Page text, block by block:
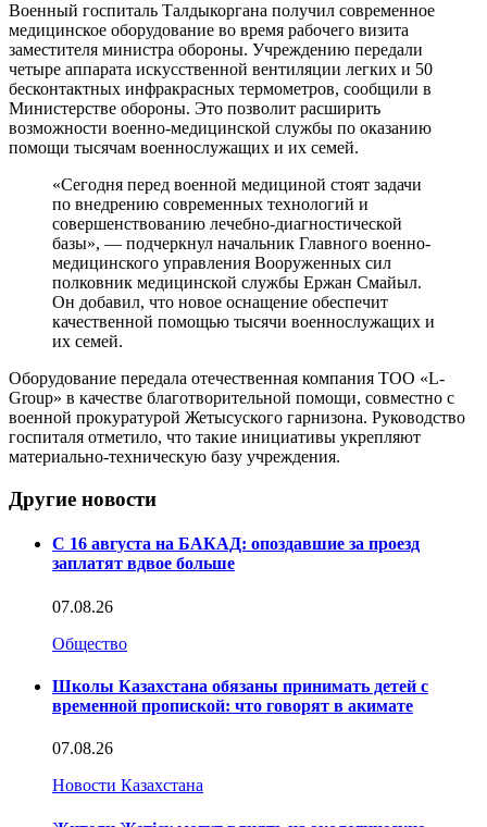
Военный госпиталь Талдыкоргана получил современное
медицинское оборудование во время рабочего визита
заместителя министра обороны. Учреждению передали
четыре аппарата искусственной вентиляции легких и 50
бесконтактных инфракрасных термометров, сообщили в
Министерстве обороны. Это позволит расширить
возможности военно-медицинской службы по оказанию
помощи тысячам военнослужащих и их семей.
«Сегодня перед военной медициной стоят задачи
по внедрению современных технологий и
совершенствованию лечебно-диагностической
базы», — подчеркнул начальник Главного военно-
медицинского управления Вооруженных сил
полковник медицинской службы Ержан Смайыл.
Он добавил, что новое оснащение обеспечит
качественной помощью тысячи военнослужащих и
их семей.
Оборудование передала отечественная компания ТОО «L-
Group» в качестве благотворительной помощи, совместно с
военной прокуратурой Жетысуского гарнизона. Руководство
госпиталя отметило, что такие инициативы укрепляют
материально-техническую базу учреждения.
Другие новости
С 16 августа на БАКАД: опоздавшие за проезд
заплатят вдвое больше
07.08.26
Общество
Школы Казахстана обязаны принимать детей с
временной пропиской: что говорят в акимате
07.08.26
Новости Казахстана